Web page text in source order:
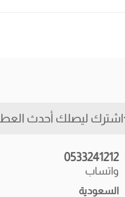
اشترك ليصلك أحدث
0533241212
واتساب
السعودية